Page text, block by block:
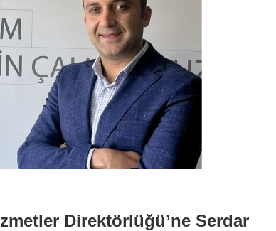
Direktörlüğü’ne Serdar